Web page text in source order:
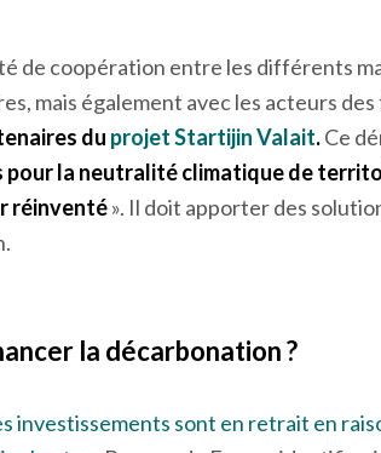
l’enquête ABEA est sans surprise :
agricoles
. Pour améliorer le bilan
l’amont agricole est
de coopération entre les différents
mais également avec les acteurs
du